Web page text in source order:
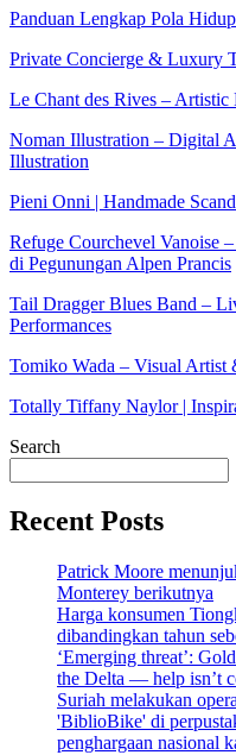
Panduan Lengkap Pola
Private Concierge & Luxury
Le Chant des Rives –
Noman Illustration – Digital
Illustration
Pieni Onni | Handmade
Refuge Courchevel Vanoise
di Pegunungan Alpen Prancis
Tail Dragger Blues Band –
Performances
Tomiko Wada – Visual
Totally Tiffany Naylor |
Search
Recent Posts
Patrick Moore
Monterey berikutnya
Harga konsumen
dibandingkan tahun
‘Emerging threat’:
the Delta — help isn’t
Suriah melakukan
'BiblioBike' di
penghargaan nasional